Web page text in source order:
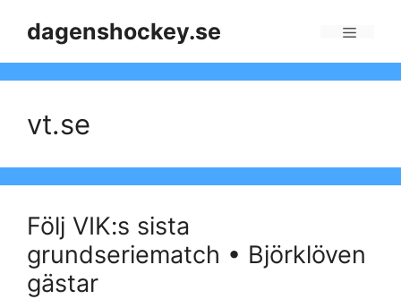
dagenshockey.se
vt.se
Följ VIK:s sista
grundseriematch • Björklöven
gästar